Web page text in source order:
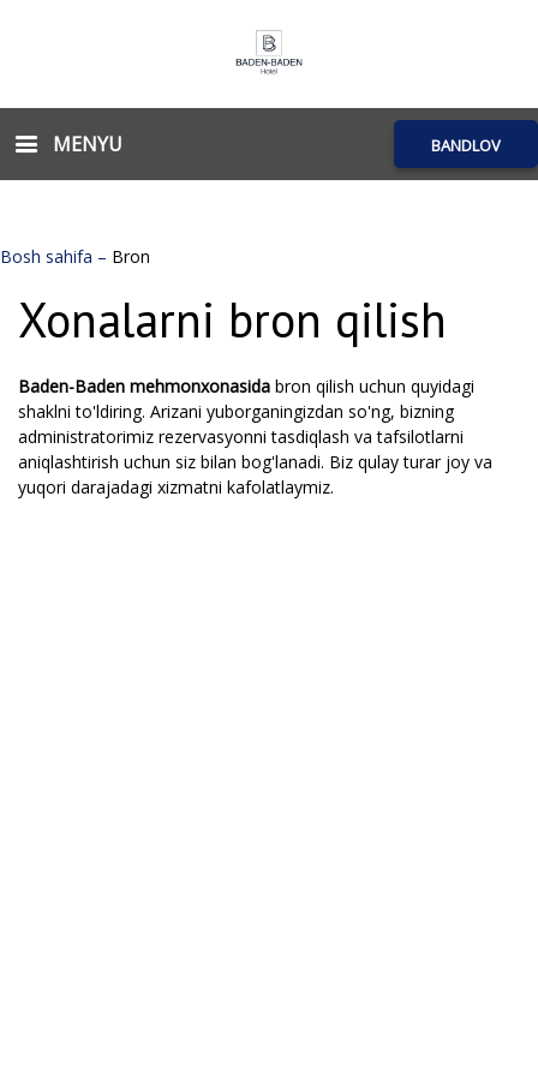
MENYU BANDLOV
Bosh sahifa – Bron
Xonalarni bron qilish
Baden-Baden mehmonxonasida bron qilish uchun quyidagi
shaklni to'ldiring. Arizani yuborganingizdan so'ng, bizning
administratorimiz rezervasyonni tasdiqlash va tafsilotlarni
aniqlashtirish uchun siz bilan bog'lanadi. Biz qulay turar joy va
yuqori darajadagi xizmatni kafolatlaymiz.